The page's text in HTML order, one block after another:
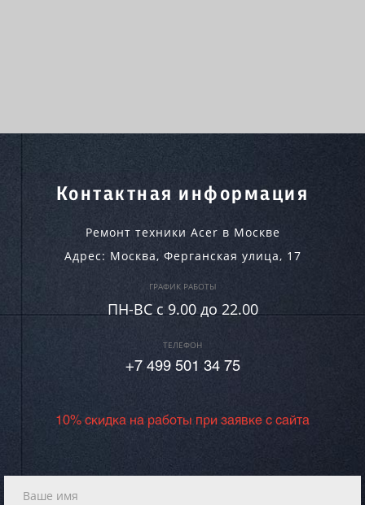
Контактная информация
Ремонт техники Acer в Москве
Адрес: Москва, Ферганская улица, 17
ГРАФИК РАБОТЫ
ПН-ВC c 9.00 до 22.00
ТЕЛЕФОН
+7 499 501 34 75
10% скидка на работы при заявке с сайта